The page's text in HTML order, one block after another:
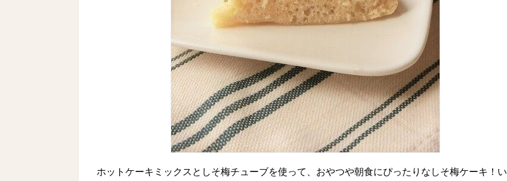
ホットケーキミックスとしそ梅チューブを使って、おやつや朝食にぴったりなしそ梅ケーキ！い